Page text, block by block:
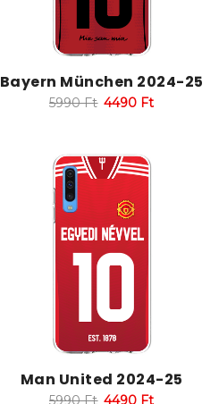
Bayern München 2024-25
5990Ft 4490 Ft
Man United 2024-25
5990Ft 4490 Ft